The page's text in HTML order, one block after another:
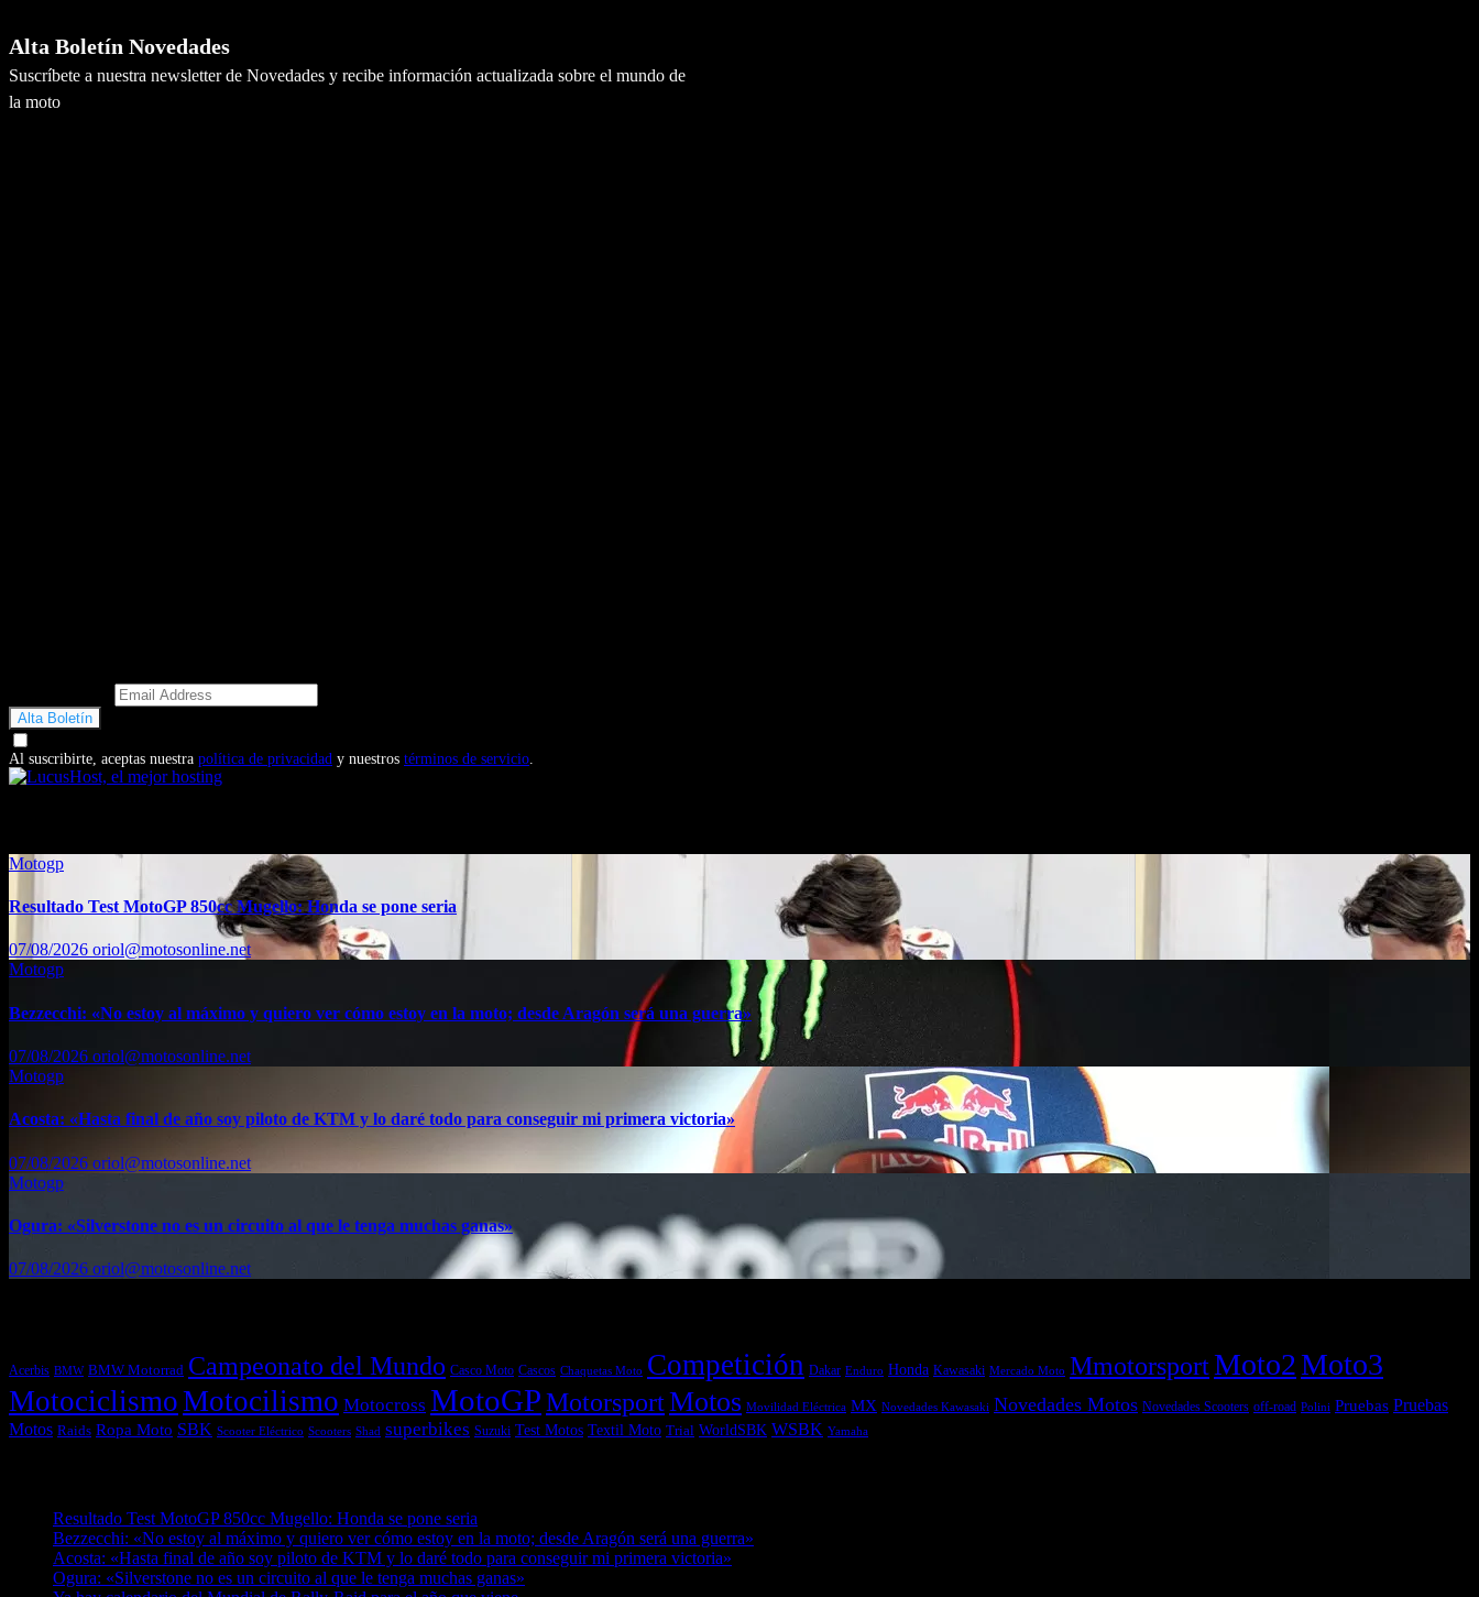
Alta Boletín Novedades
Suscríbete a nuestra newsletter de Novedades y recibe información actualizada sobre el mundo de
la moto
Al suscribirte, aceptas nuestra política de privacidad y nuestros términos de servicio.
Motogp
Resultado Test MotoGP 850cc Mugello: Honda se pone seria
07/08/2026 oriol@motosonline.net
Motogp
Bezzecchi: «No estoy al máximo y quiero ver cómo estoy en la moto; desde Aragón será una guerra»
07/08/2026 oriol@motosonline.net
Motogp
Acosta: «Hasta final de año soy piloto de KTM y lo daré todo para conseguir mi primera victoria»
07/08/2026 oriol@motosonline.net
Motogp
Ogura: «Silverstone no es un circuito al que le tenga muchas ganas»
07/08/2026 oriol@motosonline.net
Acerbis BMW BMW Motorrad Campeonato del Mundo Casco Moto Cascos Chaquetas Moto Competición Dakar Enduro Honda Kawasaki Mercado Moto MmotorsportMoto2Moto3
MotociclismoMotocilismo Motocross MotoGPMotorsportMotos Movilidad Eléctrica MX Novedades Kawasaki Novedades Motos Novedades Scooters off-road Polini Pruebas Pruebas
Motos Raids Ropa Moto SBK Scooter Eléctrico Scooters Shad superbikes Suzuki Test Motos Textil Moto Trial WorldSBK WSBK Yamaha
Resultado Test MotoGP 850cc Mugello: Honda se pone seria
Bezzecchi: «No estoy al máximo y quiero ver cómo estoy en la moto; desde Aragón será una guerra»
Acosta: «Hasta final de año soy piloto de KTM y lo daré todo para conseguir mi primera victoria»
Ogura: «Silverstone no es un circuito al que le tenga muchas ganas»